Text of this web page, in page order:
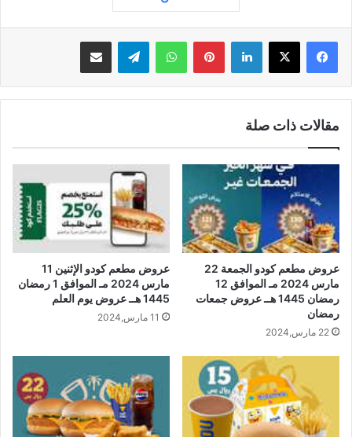
لينكدإن بينتيريستواتساب تيلقرام مشاركة عبر البريد
مقالات ذات صلة
عروض مطعم كودو الجمعة 22
مارس 2024 مـ الموافق 12
رمضان 1445 هــ عروض جمعات
رمضان
22 مارس,2024
عروض مطعم كودو الإثنين 11
مارس 2024 مـ الموافق 1 رمضان
1445 هــ عروض يوم العلم
11 مارس,2024